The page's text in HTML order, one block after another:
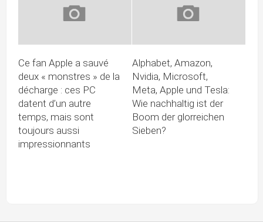
Ce fan Apple a sauvé
deux « monstres » de la
décharge : ces PC
datent d’un autre
temps, mais sont
toujours aussi
impressionnants
Alphabet, Amazon,
Nvidia, Microsoft,
Meta, Apple und Tesla:
Wie nachhaltig ist der
Boom der glorreichen
Sieben?